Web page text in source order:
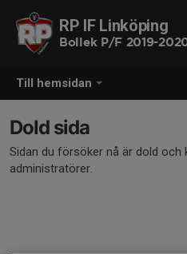
Till hemsidan
RP IF Linköping
Bollek P/F 2019-2020
Dold sida
Sidan du försöker nå är dold och
administratörer.